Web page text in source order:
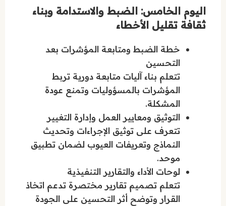
اليوم الخامس: الضبط والاستدامة وبناء
ثقافة تقليل الأخطاء
خطة الضبط ومتابعة المؤشرات بعد
التحسين
تتعلم بناء آليات متابعة دورية تربط
المؤشرات بالمسؤوليات وتمنع عودة
المشكلة.
التوثيق ومعايير العمل وإدارة التغيير
تتعرف على توثيق الإجراءات وتحديث
النماذج وتعريفات العيوب لضمان تطبيق
موحد.
لوحات الأداء والتقارير التنفيذية
تتعلم تصميم تقارير مختصرة تدعم اتخاذ
القرار وتوضح أثر التحسين على الجودة